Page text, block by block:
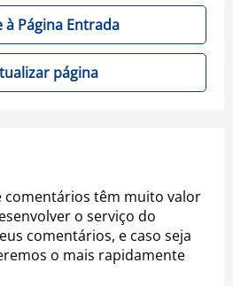
à Página Entrada
página
comentários têm muito valor
o serviço do
comentários, e caso seja
o mais rapidamente